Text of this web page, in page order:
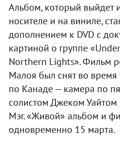
Альбом, который выйдет
носителе и на виниле,
дополнением к DVD с
картиной о группе
Northern Lights». Фильм
Малоя был снят во время
по Канаде — камера по
солистом Джеком
Мэг. «Живой» альбом и
одновременно 15 марта.